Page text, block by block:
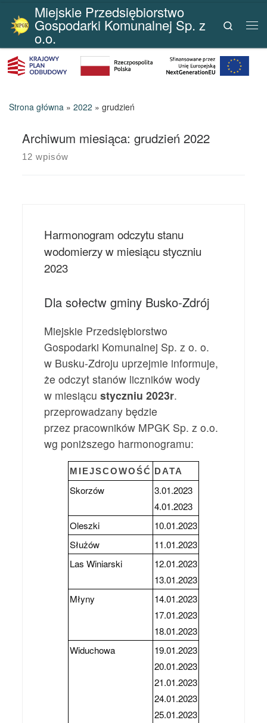
Przejdź do treści
Miejskie Przedsiębiorstwo
Gospodarki Komunalnej Sp. z
o.o.
Search
Strona główna » 2022 » grudzień
Archiwum miesiąca:grudzień 2022
12 wpisów
Harmonogram odczytu stanu
wodomierzy w miesiącu styczniu
2023
Dla sołectw gminy Busko-Zdrój
Miejskie Przedsiębiorstwo
Gospodarki Komunalnej Sp. z o. o.
w Busku-Zdroju uprzejmie informuje,
że odczyt stanów liczników wody
w miesiącustyczniu 2023r.
przeprowadzany będzie
przez pracowników MPGK Sp. z o.o.
wg poniższego harmonogramu:
MIEJSCOWOŚĆ DATA
Skorzów
3.01.2023
4.01.2023
Oleszki
10.01.2023
Służów
11.01.2023
Las Winiarski
12.01.2023
13.01.2023
Młyny
14.01.2023
17.01.2023
18.01.2023
Widuchowa
19.01.2023
20.01.2023
21.01.2023
24.01.2023
25.01.2023